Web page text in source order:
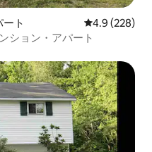
ト レビュー228
4.9 (228)
ション・アパート